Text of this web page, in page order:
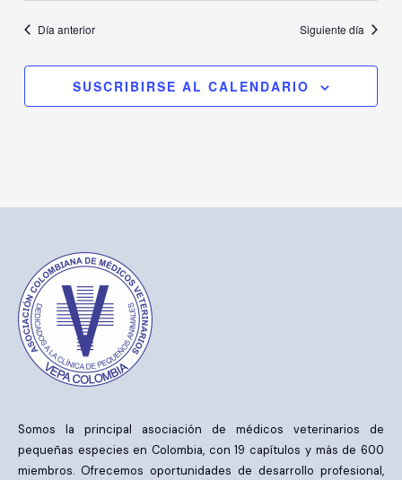
Día anterior Siguiente día
SUSCRIBIRSE AL CALENDARIO
Somos la principal asociación de médicos veterinarios de
pequeñas especies en Colombia, con 19 capítulos y más de 600
miembros. Ofrecemos oportunidades de desarrollo profesional,